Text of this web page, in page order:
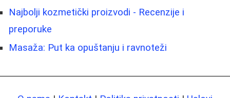
Najbolji kozmetički proizvodi - Recenzije i
preporuke
Masaža: Put ka opuštanju i ravnoteži